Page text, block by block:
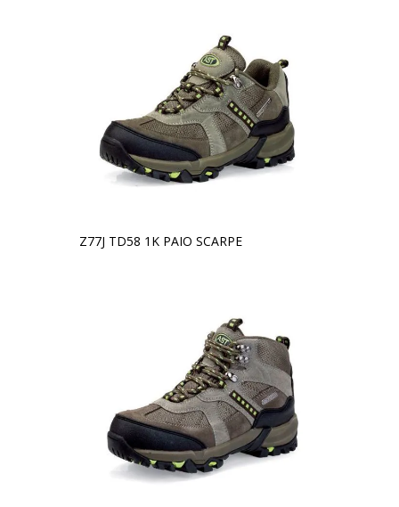
Z77J TD58 1K PAIO SCARPE